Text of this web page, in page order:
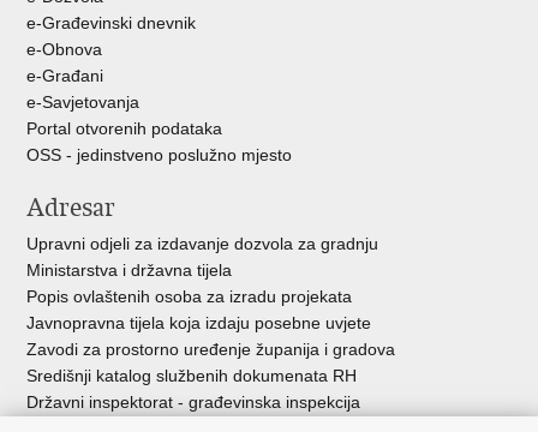
e-Građevinski dnevnik
e-Obnova
e-Građani
e-Savjetovanja
Portal otvorenih podataka
OSS - jedinstveno poslužno mjesto
Adresar
Upravni odjeli za izdavanje dozvola za gradnju
Ministarstva i državna tijela
Popis ovlaštenih osoba za izradu projekata
Javnopravna tijela koja izdaju posebne uvjete
Zavodi za prostorno uređenje županija i gradova
Središnji katalog službenih dokumenata RH
Državni inspektorat - građevinska inspekcija